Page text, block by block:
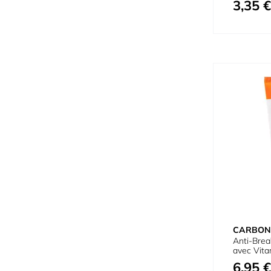
Prix spécial
3,35 €
Anti-
avec
6,95 €